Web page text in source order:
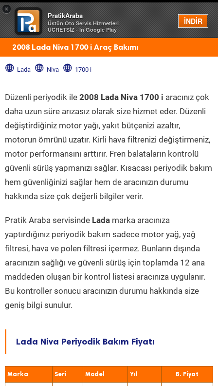
×
PratikAraba
Üstün Oto Servis Hizmetleri
ÜCRETSİZ - In Google Play
İNDİR
Menü
2008 Lada Niva 1700 i Araç Bakımı
Lada Niva 1700 i
Düzenli periyodik ile 2008 Lada Niva 1700 i aracınız çok
daha uzun süre arızasız olarak size hizmet eder. Düzenli
değiştirdiğiniz motor yağı, yakıt bütçenizi azaltır,
motorun ömrünü uzatır. Kirli hava filtrenizi değiştirmeniz,
motor performansını arttırır. Fren balataların kontrolü
güvenli sürüş yapmanızı sağlar. Kısacası periyodik bakım
hem güvenliğinizi sağlar hem de aracınızın durumu
hakkında size çok değerli bilgiler verir.
Pratik Araba servisinde Lada marka aracınıza
yaptırdığınız periyodik bakım sadece motor yağ, yağ
filtresi, hava ve polen filtresi içermez. Bunların dışında
aracınızın sağlığı ve güvenli sürüş için toplamda 12 ana
maddeden oluşan bir kontrol listesi aracınıza uygulanır.
Bu kontroller sonucu aracınızın durumu hakkında size
geniş bilgi sunulur.
Lada Niva Periyodik Bakım Fiyatı
Marka Seri Model Yıl